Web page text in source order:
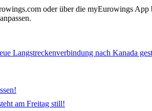
oder über die myEurowings
Langstreckenverbindung nach Kanada
am Freitag still!